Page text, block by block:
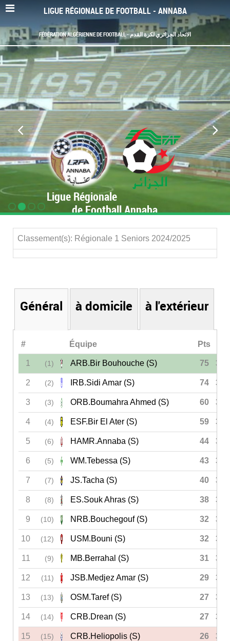
LIGUE RÉGIONALE DE FOOTBALL - ANNABA
FÉDÉRATION ALGÉRIENNE DE FOOTBALL - الاتحاد الجزائري لكرة القدم
Ligue Régionale
de Football Annaba
Classement(s): Régionale 1 Seniors 2024/2025
Général à domicile à l'extérieur
# Équipe Pts
1 (1) ARB.Bir Bouhouche (S) 75 30
2 (2) IRB.Sidi Amar (S) 74 30
3 (3) ORB.Boumahra Ahmed (S) 60 30
4 (4) ESF.Bir El Ater (S) 59 30
5 (6) HAMR.Annaba (S) 44 30
6 (5) WM.Tebessa (S) 43 30
7 (7) JS.Tacha (S) 40 30
8 (8) ES.Souk Ahras (S) 38 30
9 (10) NRB.Bouchegouf (S) 32 30
10 (12) USM.Bouni (S) 32 30
11 (9) MB.Berrahal (S) 31 30
12 (11) JSB.Medjez Amar (S) 29 30
13 (13) OSM.Taref (S) 27 30
14 (14) CRB.Drean (S) 27 30
15 (15) CRB.Heliopolis (S) 26 30